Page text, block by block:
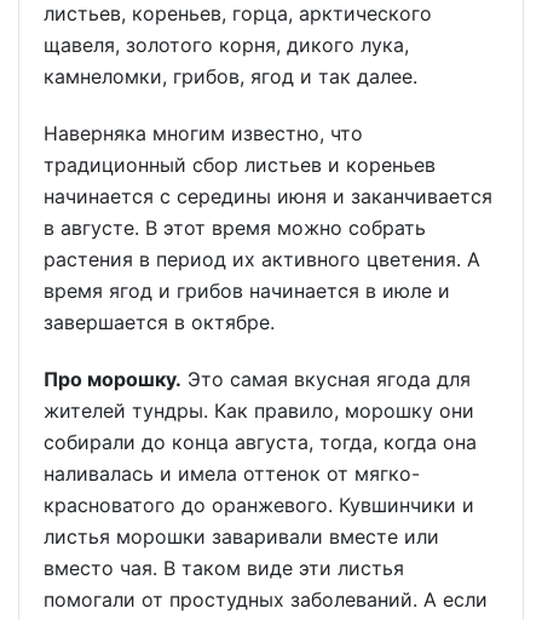
листьев, кореньев, горца, арктического
щавеля, золотого корня, дикого лука,
камнеломки, грибов, ягод и так далее.
Наверняка многим известно, что
традиционный сбор листьев и кореньев
начинается с середины июня и заканчивается
в августе. В этот время можно собрать
растения в период их активного цветения. А
время ягод и грибов начинается в июле и
завершается в октябре.
Про морошку. Это самая вкусная ягода для
жителей тундры. Как правило, морошку они
собирали до конца августа, тогда, когда она
наливалась и имела оттенок от мягко-
красноватого до оранжевого. Кувшинчики и
листья морошки заваривали вместе или
вместо чая. В таком виде эти листья
помогали от простудных заболеваний. А если